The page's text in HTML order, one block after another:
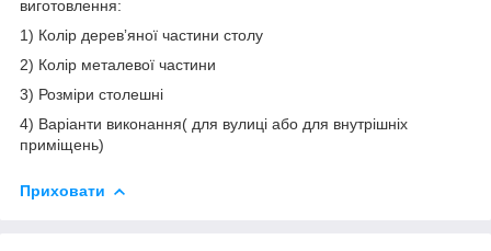
виготовлення:
1) Колір деревʼяної частини столу
2) Колір металевої частини
3) Розміри столешні
4) Варіанти виконання( для вулиці або для внутрішніх
приміщень)
Приховати